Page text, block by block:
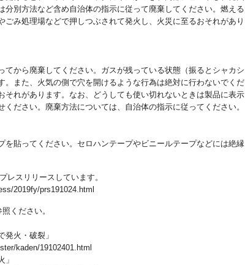
分別方法など含め自治体の指示に従って廃棄してください。燃える
ごみ処理場などで押しつぶされて発火し、火災に至るおそれがあり
てから廃棄してください。ガスが残っている状態（振るとシャカシ
。また、火気の側で穴を開けるような行為は絶対に行わないでくだ
それがあります。なお、どうしても使い切れないときは製品に表示
ださい。廃棄方法については、自治体の指示に従ってください。
を貼ってください。セロハンテープやビニールテープなどには絶縁
レスリリースしています。
2019fy/prs191024.html
ください。
火・破裂」
kaden/19102401.html